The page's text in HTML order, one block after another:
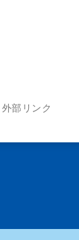
外部リンク